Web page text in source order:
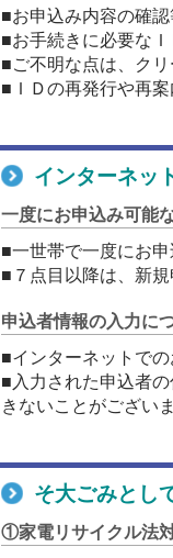
■お申込み内容の確
■お手続きに必要な
■ご不明な点は、ク
■ＩＤの再発行や再
インターネッ
一度にお申込み可能
■一世帯で一度にお申
■７点目以降は、新
申込者情報の入力に
■インターネットで
■入力された申込者
きないことがございま
そ大ごみとし
①家電リサイクル法